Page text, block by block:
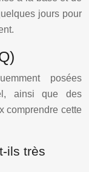
jours pour
posées
ainsi que des
comprendre cette
ils très